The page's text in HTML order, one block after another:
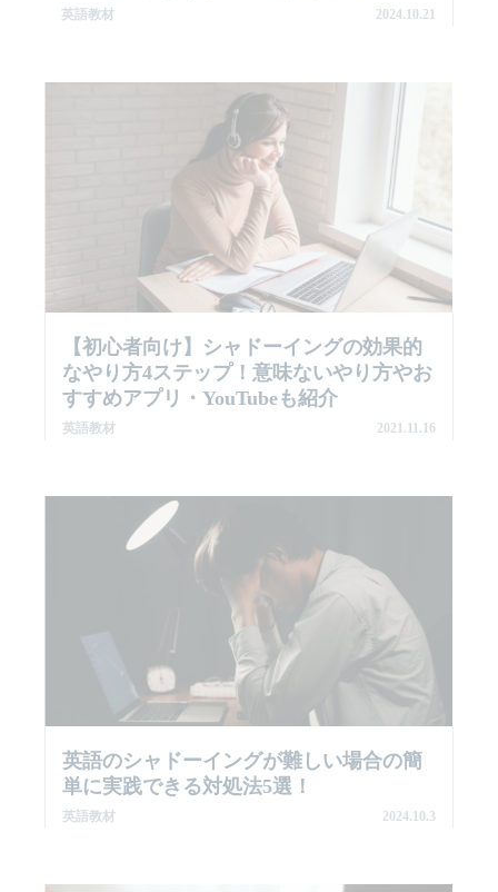
英語教材 2024.10.21
【初心者向け】シャドーイングの効果的
なやり方4ステップ！意味ないやり方やお
すすめアプリ・YouTubeも紹介
英語教材 2021.11.16
英語のシャドーイングが難しい場合の簡
単に実践できる対処法5選！
英語教材 2024.10.3